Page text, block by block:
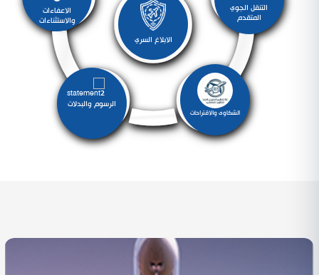
التنقل الجوي
المتقدم
الرسوم والبدلات
الاعفاءات
والاستثناءات
الابلاغ السري
الشكاوى والاقتراحات